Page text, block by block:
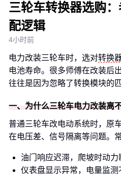
三轮车转换器选购
配逻辑
4小时前
电力改装三轮车时，选对转换
电池寿命。很多师傅在改装后
往往是因为忽略了转换模块的
一、为什么三轮车电力改装离
普通三轮车改电动系统时，原
在电压差、信号隔离等问题。
油门响应迟滞，爬坡时动力
仪表盘显示异常，电量监测